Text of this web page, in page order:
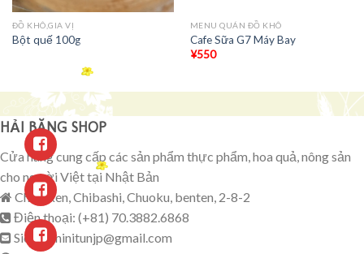
ĐỒ KHÔ,GIA VỊ
Bột quế 100g
MENU QUÁN ĐỒ KHÔ
Cafe Sữa G7 Máy Bay
¥550
HẢI BĂNG SHOP
Cửa hàng cung cấp các sản phẩm thực phẩm, hoa quả, nông sản
cho người Việt tại Nhật Bản
Chibaken, Chibashi, Chuoku, benten, 2-8-2
Điện thoại: (+81) 70.3882.6868
Sieuthiminitunjp@gmail.com